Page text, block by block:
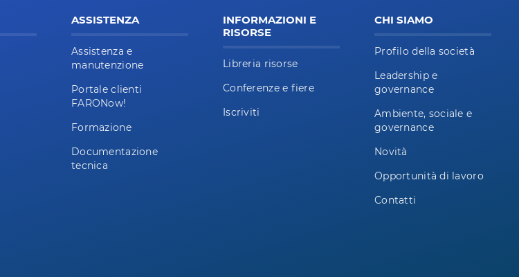
ASSISTENZA
Assistenza e
manutenzione
Portale clienti
FARONow!
Formazione
Documentazione
tecnica
INFORMAZIONI E
RISORSE
Libreria risorse
Conferenze e fiere
Iscriviti
CHI SIAMO
Profilo della società
Leadership e
governance
Ambiente, sociale e
governance
Novità
Opportunità di lavoro
Contatti